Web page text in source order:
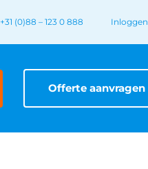
+31 (0)88 – 123 0 888 Inloggen
Offerte aanvragen